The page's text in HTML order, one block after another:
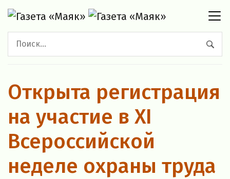
Открыта регистрация
на участие в XI
Всероссийской
неделе охраны труда